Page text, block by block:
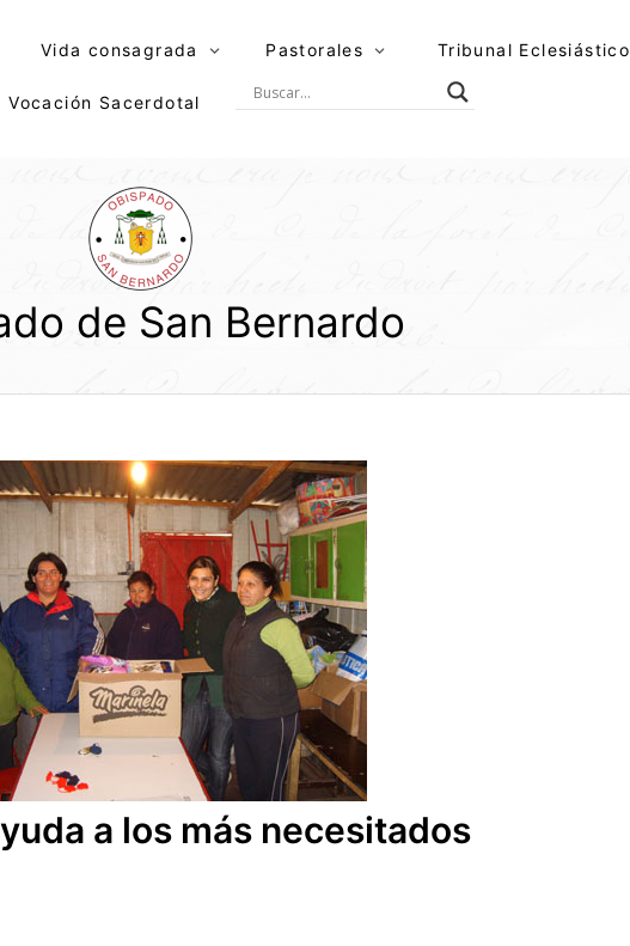
Vida consagrada Pastorales Tribunal Eclesiástico
Vocación Sacerdotal
de San Bernardo
a los más necesitados